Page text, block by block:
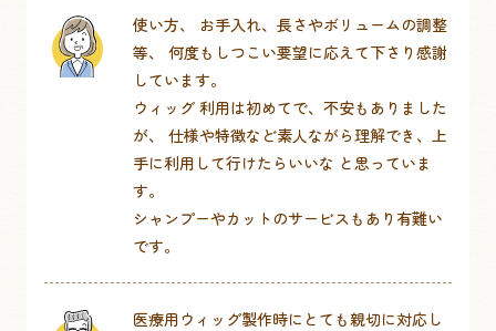
使い方、 お手入れ、長さやボリュームの調整
等、 何度もしつこい要望に応えて下さり感謝
しています。
ウィッグ 利用は初めてで、不安もありました
が、 仕様や特徴など素人ながら理解でき、上
手に利用して行けたらいいな と思っていま
す。
シャンプーやカットのサービスもあり有難い
です。
医療用ウィッグ製作時にとても親切に対応し